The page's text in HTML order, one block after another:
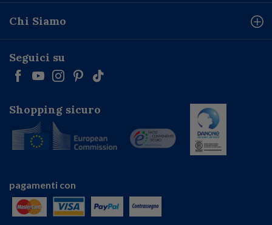
Chi Siamo
Seguici su
Shopping sicuro
pagamenti con